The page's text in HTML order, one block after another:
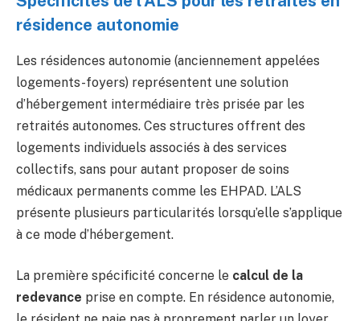
résidence autonomie
Les résidences autonomie (anciennement appelées
logements-foyers) représentent une solution
d’hébergement intermédiaire très prisée par les
retraités autonomes. Ces structures offrent des
logements individuels associés à des services
collectifs, sans pour autant proposer de soins
médicaux permanents comme les EHPAD. L’ALS
présente plusieurs particularités lorsqu’elle s’applique
à ce mode d’hébergement.
La première spécificité concerne le calcul de la
redevance prise en compte. En résidence autonomie,